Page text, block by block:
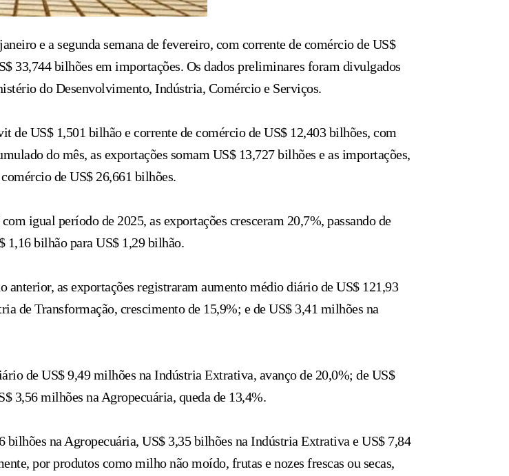
e a segunda semana de fevereiro, com corrente de comércio de US$
33,744 bilhões em importações. Os dados preliminares foram divulgados
do Desenvolvimento, Indústria, Comércio e Serviços.
de US$ 1,501 bilhão e corrente de comércio de US$ 12,403 bilhões, com
do mês, as exportações somam US$ 13,727 bilhões e as importações,
de US$ 26,661 bilhões.
igual período de 2025, as exportações cresceram 20,7%, passando de
1,16 bilhão para US$ 1,29 bilhão.
anterior, as exportações registraram aumento médio diário de US$ 121,93
de Transformação, crescimento de 15,9%; e de US$ 3,41 milhões na
de US$ 9,49 milhões na Indústria Extrativa, avanço de 20,0%; de US$
3,56 milhões na Agropecuária, queda de 13,4%.
bilhões na Agropecuária, US$ 3,35 bilhões na Indústria Extrativa e US$ 7,84
por produtos como milho não moído, frutas e nozes frescas ou secas,